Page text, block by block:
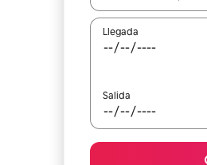
Llegada
Salida